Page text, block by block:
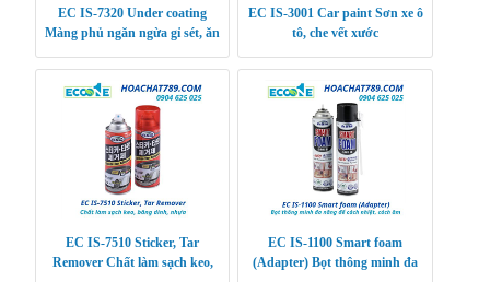
EC IS-7320 Under coating
Màng phủ ngăn ngừa gỉ sét, ăn
EC IS-3001 Car paint Sơn xe ô
tô, che vết xước
EC IS-7510 Sticker, Tar
Remover Chất làm sạch keo,
EC IS-1100 Smart foam
(Adapter) Bọt thông minh đa